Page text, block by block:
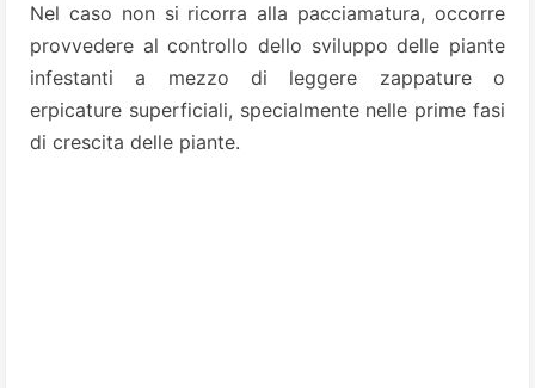
Nel caso non si ricorra alla pacciamatura, occorre
provvedere al controllo dello sviluppo delle piante
infestanti a mezzo di leggere zappature o
erpicature superficiali, specialmente nelle prime fasi
di crescita delle piante.